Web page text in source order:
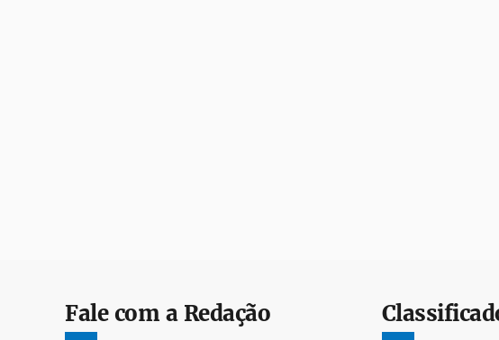
Fale com a Redação